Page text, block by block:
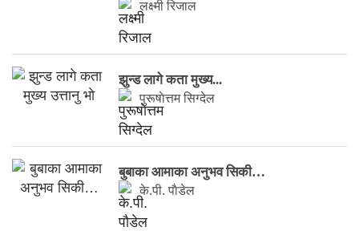
लक्ष्मी रिजाल
झुन्ड लागे कता मुख्य...
पुरूषाेत्तम सिग्देल
बुबाका आमाका अनुभव सिकी…
के.पी. पाैडेल